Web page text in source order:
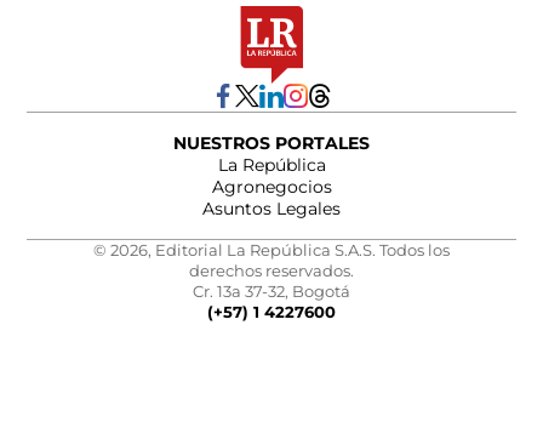
NUESTROS PORTALES
La República
Agronegocios
Asuntos Legales
© 2026, Editorial La República S.A.S. Todos los
derechos reservados.
Cr. 13a 37-32, Bogotá
(+57) 1 4227600